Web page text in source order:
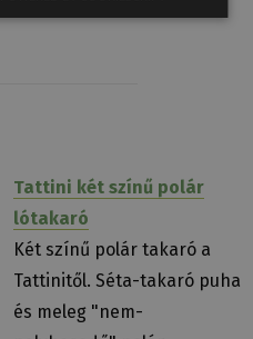
Tattini két színű polár
lótakaró
Két színű polár takaró a
Tattinitől. Séta-takaró puha
és meleg "nem-